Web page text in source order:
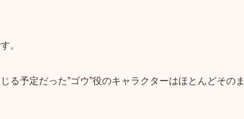
。
る予定だった”ゴウ”役のキャラクターはほとんどその